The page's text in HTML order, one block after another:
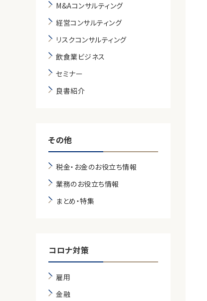
M&Aコンサルティング
経営コンサルティング
リスクコンサルティング
飲食業ビジネス
セミナー
良書紹介
その他
税金・お金のお役立ち情報
業務のお役立ち情報
まとめ・特集
コロナ対策
雇用
金融